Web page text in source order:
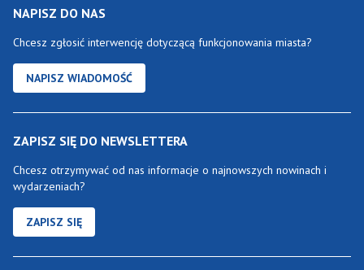
NAPISZ DO NAS
Chcesz zgłosić interwencję dotyczącą funkcjonowania miasta?
NAPISZ WIADOMOŚĆ
ZAPISZ SIĘ DO NEWSLETTERA
Chcesz otrzymywać od nas informacje o najnowszych nowinach i
wydarzeniach?
ZAPISZ SIĘ